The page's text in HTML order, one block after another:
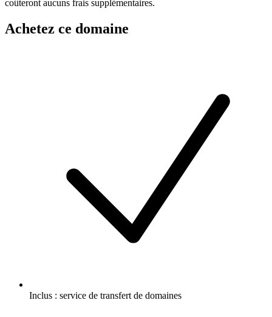
coûteront aucuns frais supplémentaires.
Achetez ce domaine
Inclus : service de transfert de domaines